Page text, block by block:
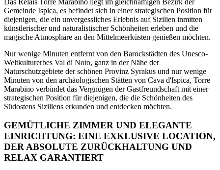
Gemeinde Ispica, es befindet sich in einer strategischen Position für
diejenigen, die ein unvergessliches Erlebnis auf Sizilien inmitten
künstlerischer und naturalistischer Schönheiten erleben und die
magische Atmosphäre an den Mittelmeerküsten genießen möchten.
Nur wenige Minuten entfernt von den Barockstädten des Unesco-
Weltkulturerbes Val di Noto, ganz in der Nähe der
Naturschutzgebiete der schönen Provinz Syrakus und nur wenige
Minuten von den archäologischen Stätten von Cava d'Ispica, Torre
Marabino verbindet das Vergnügen der Gastfreundschaft mit einer
strategischen Position für diejenigen, die die Schönheiten des
Südostens Siziliens erkunden und entdecken möchten.
GEMÜTLICHE ZIMMER UND ELEGANTE
EINRICHTUNG: EINE EXKLUSIVE LOCATION,
DER ABSOLUTE ZURÜCKHALTUNG UND
RELAX GARANTIERT